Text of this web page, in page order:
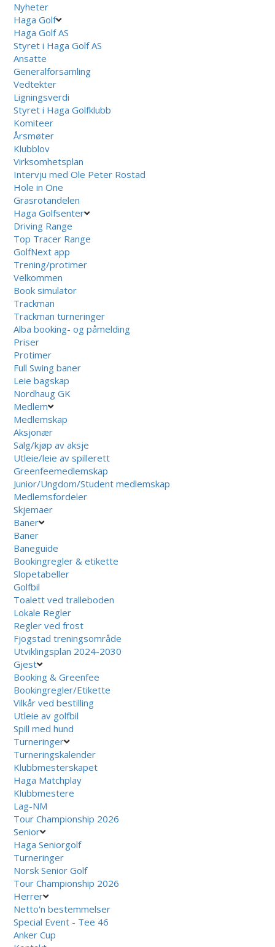
Nyheter
Haga Golf
Haga Golf AS
Styret i Haga Golf AS
Ansatte
Generalforsamling
Vedtekter
Ligningsverdi
Styret i Haga Golfklubb
Komiteer
Årsmøter
Klubblov
Virksomhetsplan
Intervju med Ole Peter Rostad
Hole in One
Grasrotandelen
Haga Golfsenter
Driving Range
Top Tracer Range
GolfNext app
Trening/protimer
Velkommen
Book simulator
Trackman
Trackman turneringer
Alba booking- og påmelding
Priser
Protimer
Full Swing baner
Leie bagskap
Nordhaug GK
Medlem
Medlemskap
Aksjonær
Salg/kjøp av aksje
Utleie/leie av spillerett
Greenfeemedlemskap
Junior/Ungdom/Student medlemskap
Medlemsfordeler
Skjemaer
Baner
Baner
Baneguide
Bookingregler & etikette
Slopetabeller
Golfbil
Toalett ved tralleboden
Lokale Regler
Regler ved frost
Fjogstad treningsområde
Utviklingsplan 2024-2030
Gjest
Booking & Greenfee
Bookingregler/Etikette
Vilkår ved bestilling
Utleie av golfbil
Spill med hund
Turneringer
Turneringskalender
Klubbmesterskapet
Haga Matchplay
Klubbmestere
Lag-NM
Tour Championship 2026
Senior
Haga Seniorgolf
Turneringer
Norsk Senior Golf
Tour Championship 2026
Herrer
Netto'n bestemmelser
Special Event - Tee 46
Anker Cup